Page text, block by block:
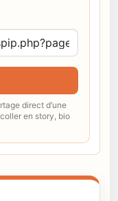
direct d’une
en story, bio